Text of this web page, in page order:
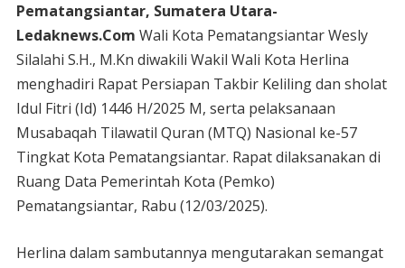
Pematangsiantar, Sumatera Utara-
Ledaknews.Com Wali Kota Pematangsiantar Wesly
Silalahi S.H., M.Kn diwakili Wakil Wali Kota Herlina
menghadiri Rapat Persiapan Takbir Keliling dan sholat
Idul Fitri (Id) 1446 H/2025 M, serta pelaksanaan
Musabaqah Tilawatil Quran (MTQ) Nasional ke-57
Tingkat Kota Pematangsiantar. Rapat dilaksanakan di
Ruang Data Pemerintah Kota (Pemko)
Pematangsiantar, Rabu (12/03/2025).
Herlina dalam sambutannya mengutarakan semangat